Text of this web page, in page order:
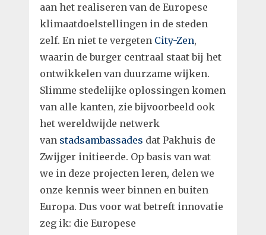
aan het realiseren van de Europese
klimaatdoelstellingen in de steden
zelf. En niet te vergeten City-Zen,
waarin de burger centraal staat bij het
ontwikkelen van duurzame wijken.
Slimme stedelijke oplossingen komen
van alle kanten, zie bijvoorbeeld ook
het wereldwijde netwerk
van stadsambassades dat Pakhuis de
Zwijger initieerde. Op basis van wat
we in deze projecten leren, delen we
onze kennis weer binnen en buiten
Europa. Dus voor wat betreft innovatie
zeg ik: die Europese